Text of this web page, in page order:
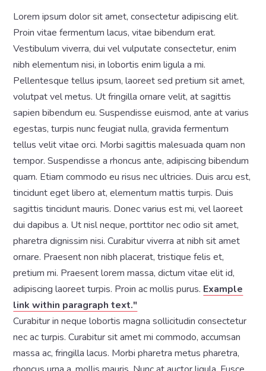
Lorem ipsum dolor sit amet, consectetur adipiscing elit.
Proin vitae fermentum lacus, vitae bibendum erat.
Vestibulum viverra, dui vel vulputate consectetur, enim
nibh elementum nisi, in lobortis enim ligula a mi.
Pellentesque tellus ipsum, laoreet sed pretium sit amet,
volutpat vel metus. Ut fringilla ornare velit, at sagittis
sapien bibendum eu. Suspendisse euismod, ante at varius
egestas, turpis nunc feugiat nulla, gravida fermentum
tellus velit vitae orci. Morbi sagittis malesuada quam non
tempor. Suspendisse a rhoncus ante, adipiscing bibendum
quam. Etiam commodo eu risus nec ultricies. Duis arcu est,
tincidunt eget libero at, elementum mattis turpis. Duis
sagittis tincidunt mauris. Donec varius est mi, vel laoreet
dui dapibus a. Ut nisl neque, porttitor nec odio sit amet,
pharetra dignissim nisi. Curabitur viverra at nibh sit amet
ornare. Praesent non nibh placerat, tristique felis et,
pretium mi. Praesent lorem massa, dictum vitae elit id,
adipiscing laoreet turpis. Proin ac mollis purus. Example
link within paragraph text."
Curabitur in neque lobortis magna sollicitudin consectetur
nec ac turpis. Curabitur sit amet mi commodo, accumsan
massa ac, fringilla lacus. Morbi pharetra metus pharetra,